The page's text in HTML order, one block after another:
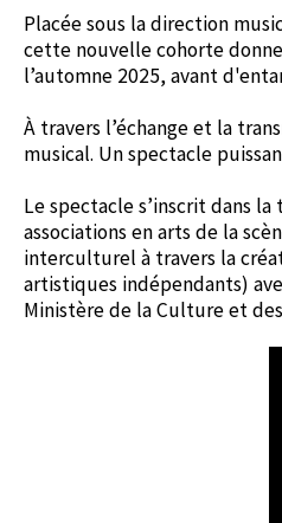
Placée sous la direction
cette nouvelle cohorte
l’automne 2025, avant
À travers l’échange et la
musical. Un spectacle
Le spectacle s’inscrit dans
associations en arts de la
interculturel à travers la
artistiques indépendants)
Ministère de la Culture et